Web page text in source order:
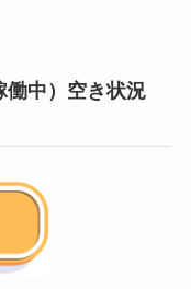
働中）空き状況